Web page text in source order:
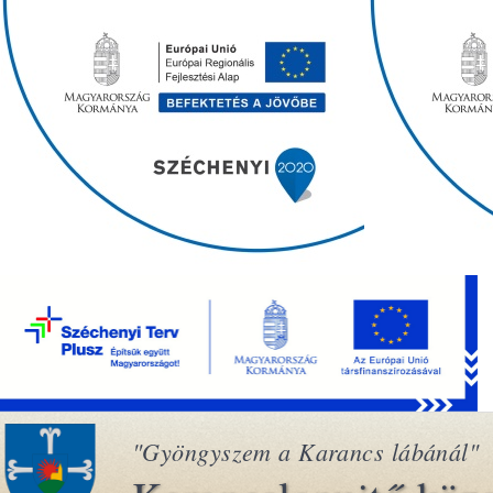
"Gyöngyszem a Karancs lábánál"